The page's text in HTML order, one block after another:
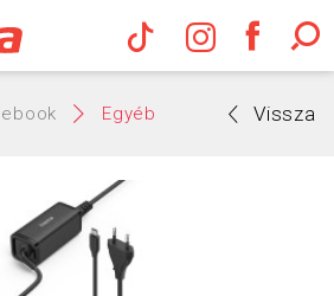
Hama
Egyéb Vissza